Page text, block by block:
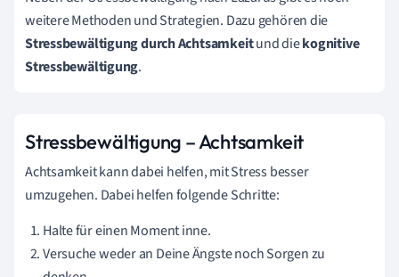
weitere Methoden und Strategien. Dazu gehören die
Stressbewältigung durch Achtsamkeitunddiekognitive
Stressbewältigung.
Stressbewältigung – Achtsamkeit
Achtsamkeit kann dabei helfen, mit Stress besser
umzugehen. Dabei helfen folgende Schritte:
Halte für einen Moment inne.
Versuche weder an Deine Ängste noch Sorgen zu